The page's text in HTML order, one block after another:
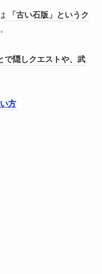
「古い石版」というク
で隠しクエストや、武
方